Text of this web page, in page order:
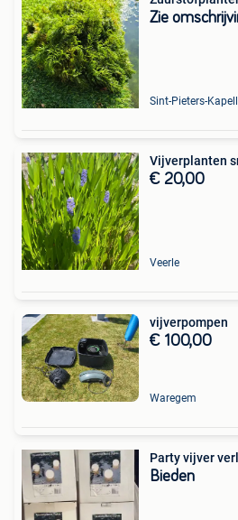
Zie
Sint-Pieters-
Vijverplanten
€ 20,00
Veerle
vijverpompen
€ 100,00
Waregem
Party vijver
Bieden